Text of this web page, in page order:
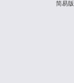
简易版